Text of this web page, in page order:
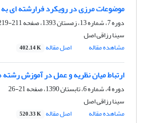
موضوعات مرزی در رویکرد فرارشته ای به
دوره 7، شماره 13، زمستان 1393، صفحه
211-219
سینا رزاقی اصل
مشاهده مقاله
اصل مقاله 402.14 K
ارتباط میان نظریه و عمل در آموزش
دوره 4، شماره 6، تابستان 1390، صفحه
21-26
سینا رزاقی اصل
مشاهده مقاله
اصل مقاله 520.33 K